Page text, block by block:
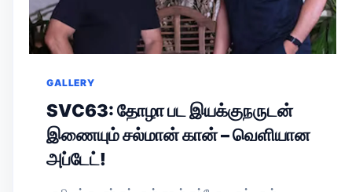
GALLERY
SVC63: தோழா பட இயக்குநருடன்
இணையும் சல்மான் கான் – வெளியான
அப்டேட்!